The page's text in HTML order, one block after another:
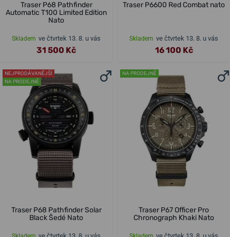
Traser P68 Pathfinder
Automatic T100 Limited Edition
Nato
Skladem ve čtvrtek 13. 8. u vás
31 500 Kč
Traser P6600 Red Combat nato
Skladem ve čtvrtek 13. 8. u vás
16 100 Kč
NEJPRODÁVANĚJŠÍ
NA PRODEJNĚ
Traser P68 Pathfinder Solar
Black Šedé Nato
NA PRODEJNĚ
Traser P67 Officer Pro
Chronograph Khaki Nato